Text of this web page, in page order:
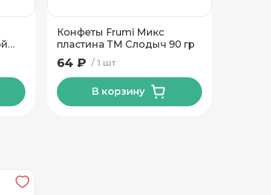
Конфеты Frumi Микс
пластина ТМ Слодыч 90 гр
1 шт
64 ₽
В корзину